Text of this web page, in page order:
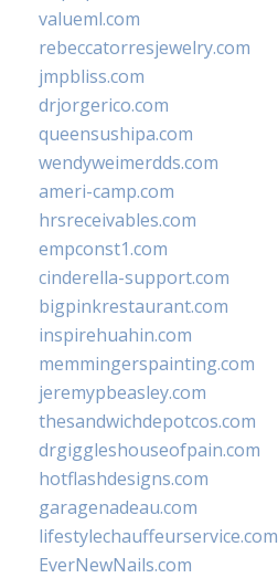
valueml.com
rebeccatorresjewelry.com
jmpbliss.com
drjorgerico.com
queensushipa.com
wendyweimerdds.com
ameri-camp.com
hrsreceivables.com
empconst1.com
cinderella-support.com
bigpinkrestaurant.com
inspirehuahin.com
memmingerspainting.com
jeremypbeasley.com
thesandwichdepotcos.com
drgiggleshouseofpain.com
hotflashdesigns.com
garagenadeau.com
lifestylechauffeurservice.com
EverNewNails.com